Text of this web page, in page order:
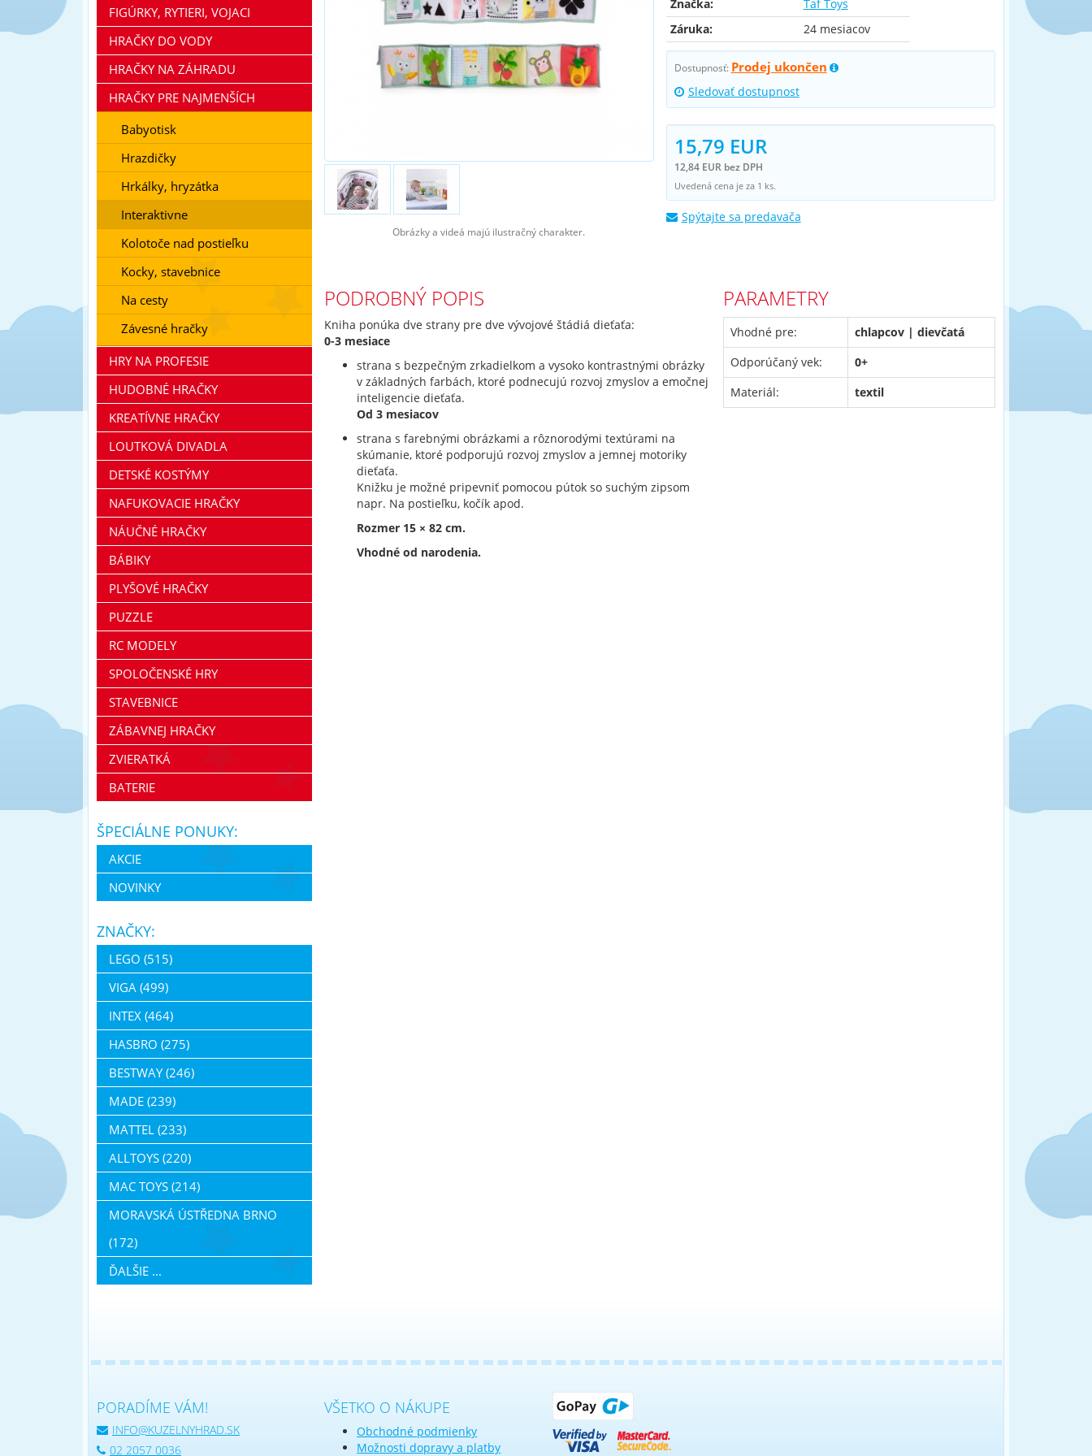
Obrázky a videá majú ilustračný charakter.
Značka:
Taf Toys
Záruka:
24 mesiacov
Dostupnosť: Prodej ukončen
Sledovať dostupnost
15,79 EUR
12,84 EUR bez DPH
Uvedená cena je za 1 ks.
Spýtajte sa predavača
PODROBNÝ POPIS
Kniha ponúka dve strany pre dve vývojové štádiá dieťaťa:
0-3 mesiace
strana s bezpečným zrkadielkom a vysoko kontrastnými obrázky
v základných farbách, ktoré podnecujú rozvoj zmyslov a emočnej
inteligencie dieťaťa.
Od 3 mesiacov
strana s farebnými obrázkami a rôznorodými textúrami na
skúmanie, ktoré podporujú rozvoj zmyslov a jemnej motoriky
dieťaťa.
Knižku je možné pripevniť pomocou pútok so suchým zipsom
napr. Na postieľku, kočík apod.
Rozmer 15 × 82 cm.
Vhodné od narodenia.
PARAMETRY
Vhodné pre:
chlapcov | dievčatá
Odporúčaný vek:
0+
Materiál:
textil
FIGÚRKY, RYTIERI, VOJACI
HRAČKY DO VODY
HRAČKY NA ZÁHRADU
HRAČKY PRE NAJMENŠÍCH
Babyotisk
Hrazdičky
Hrkálky, hryzátka
Interaktivne
Kolotoče nad postieľku
Kocky, stavebnice
Na cesty
Závesné hračky
HRY NA PROFESIE
HUDOBNÉ HRAČKY
KREATÍVNE HRAČKY
LOUTKOVÁ DIVADLA
DETSKÉ KOSTÝMY
NAFUKOVACIE HRAČKY
NÁUČNÉ HRAČKY
BÁBIKY
PLYŠOVÉ HRAČKY
PUZZLE
RC MODELY
SPOLOČENSKÉ HRY
STAVEBNICE
ZÁBAVNEJ HRAČKY
ZVIERATKÁ
BATERIE
ŠPECIÁLNE PONUKY:
AKCIE
NOVINKY
ZNAČKY:
LEGO (515)
VIGA (499)
INTEX (464)
HASBRO (275)
BESTWAY (246)
MADE (239)
MATTEL (233)
ALLTOYS (220)
MAC TOYS (214)
MORAVSKÁ ÚSTŘEDNA BRNO
(172)
ĎALŠIE ...
PORADÍME VÁM!
INFO@KUZELNYHRAD.SK
02 2057 0036
VŠETKO O NÁKUPE
Obchodné podmienky
Možnosti dopravy a platby